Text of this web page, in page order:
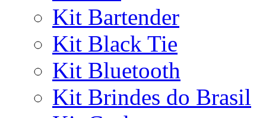
Kit Bartender
Kit Black Tie
Kit Bluetooth
Kit Brindes do Brasil